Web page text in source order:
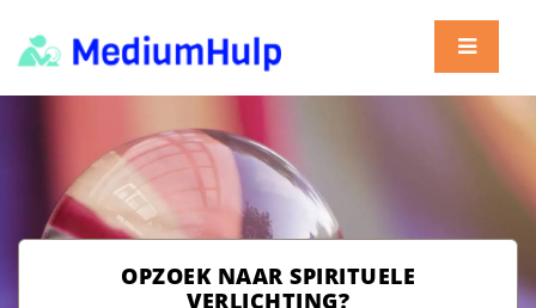
OPZOEK NAAR SPIRITUELE
VERLICHTING?